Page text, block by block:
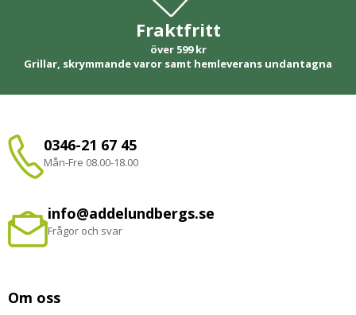
Fraktfritt
över 599 kr
Grillar, skrymmande varor samt hemleverans undantagna
0346-21 67 45
Mån-Fre 08.00-18.00
info@addelundbergs.se
Frågor och svar
Om oss